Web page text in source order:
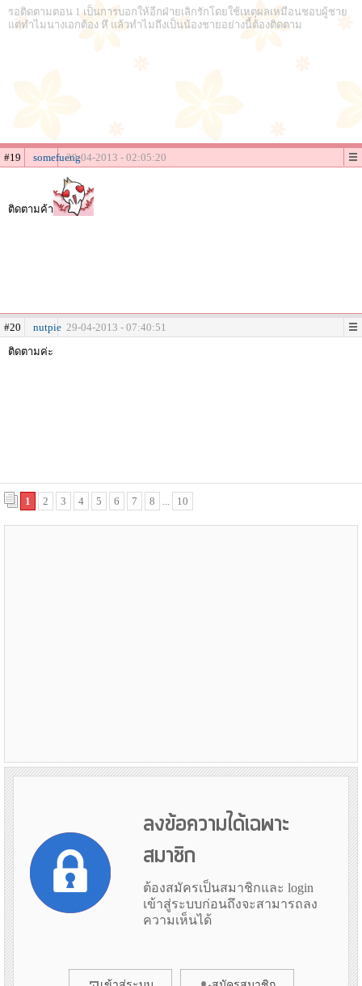
รอติดตามตอน 1 เป็นการบอกให้อีกฝ่ายเลิกรักโดยใช้เหตุผลเหมือนชอบผู้ชาย
แต่ทำไมนางเอกต้อง หึ แล้วทำไมถึงเป็นน้องชายอย่างนี้ต้องติดตาม
#19 somefueng29-04-2013 - 02:05:20
ติดตามค้า
#20 nutpie 29-04-2013 - 07:40:51
ติดตามค่ะ
1 2 3 4 5 6 7 8 ... 10
ลงข้อความได้เฉพาะ
สมาชิก
ต้องสมัครเป็นสมาชิกและ login
เข้าสู่ระบบก่อนถึงจะสามารถลง
ความเห็นได้